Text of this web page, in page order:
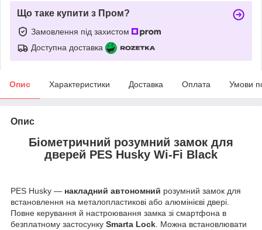
Що таке купити з Пром?
Замовлення під захистом
Доступна доставка
Опис Характеристики Доставка Оплата Умови
Опис
Біометричний розумний замок для
дверей PES Husky Wi-Fi Black
PES Husky — накладний автономний розумний замок для
встановлення на металопластикові або алюмінієві двері.
Повне керування й настроювання замка зі смартфона в
безплатному застосунку Smarta Lock. Можна встановлювати